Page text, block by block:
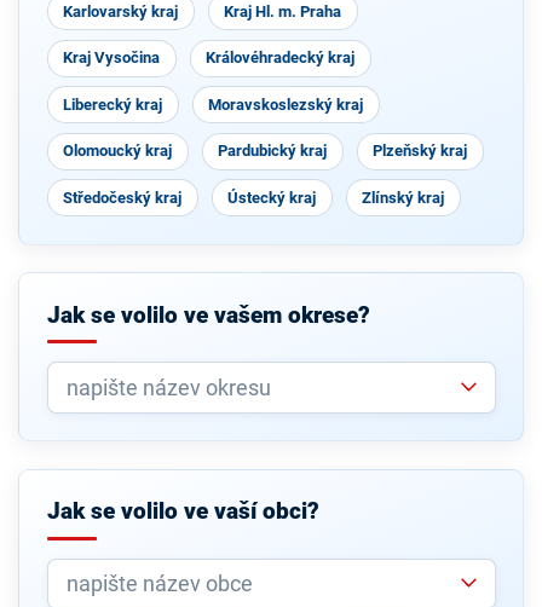
Karlovarský kraj Kraj Hl. m. Praha
Kraj Vysočina Královéhradecký kraj
Liberecký kraj Moravskoslezský kraj
Olomoucký kraj Pardubický kraj Plzeňský kraj
Středočeský kraj Ústecký kraj Zlínský kraj
Jak se volilo ve vašem okrese?
Jak se volilo ve vaší obci?